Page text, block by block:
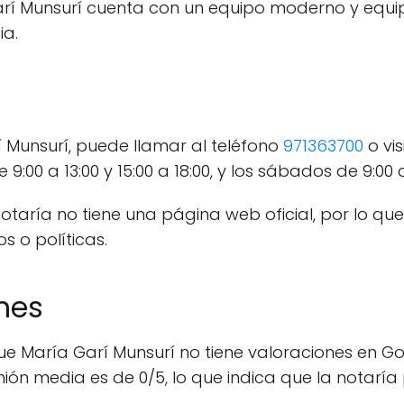
Munsurí cuenta con un equipo moderno y
puede llamar al teléfono 971363700 o
a 13:00 y 15:00 a 18:00, y los sábados de 9:00
no tiene una página web oficial, por lo
o políticas.
María Garí Munsurí no tiene valoraciones en
media es de 0/5, lo que indica que la